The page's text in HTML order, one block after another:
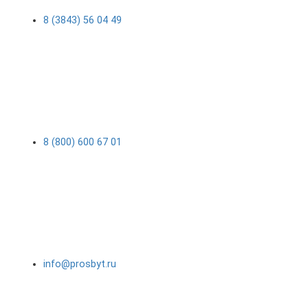
8 (3843) 56 04 49
8 (800) 600 67 01
info@prosbyt.ru